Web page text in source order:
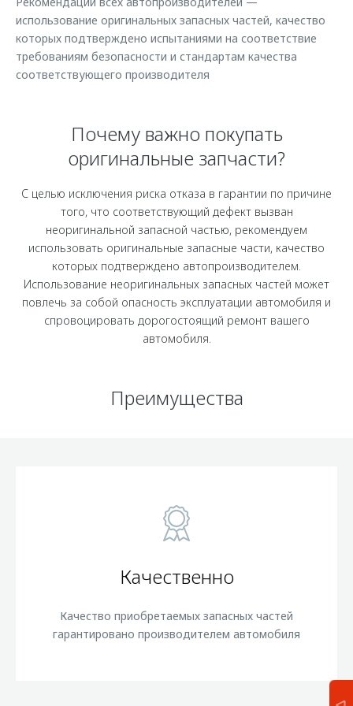
Страхование
Кредитный калькулятор
Аксессуары
Калькулятор трейд-ин
Клиентская поддержка
O&J Автоклуб
Клуб владельцев OMODA
Аксессуары
Одежда и сувениры
Запчасти
Обратная связь
использование оригинальных запасных частей, качество
которых подтверждено испытаниями на соответствие
требованиям безопасности и стандартам качества
соответствующего производителя
Почему важно покупать
оригинальные запчасти?
С целью исключения риска отказа в гарантии по причине
того, что соответствующий дефект вызван
неоригинальной запасной частью, рекомендуем
использовать оригинальные запасные части, качество
которых подтверждено автопроизводителем.
Использование неоригинальных запасных частей может
повлечь за собой опасность эксплуатации автомобиля и
спровоцировать дорогостоящий ремонт вашего
автомобиля.
Преимущества
Качественно
Качество приобретаемых запасных частей
гарантировано производителем автомобиля